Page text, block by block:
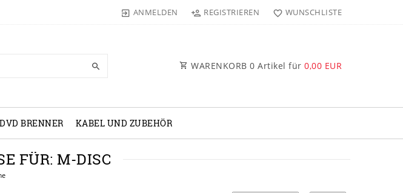
ANMELDEN REGISTRIEREN WUNSCHLISTE
WARENKORB 0 Artikel für 0,00 EUR
DVD BRENNER KABEL UND ZUBEHÖR
FÜR: M-DISC